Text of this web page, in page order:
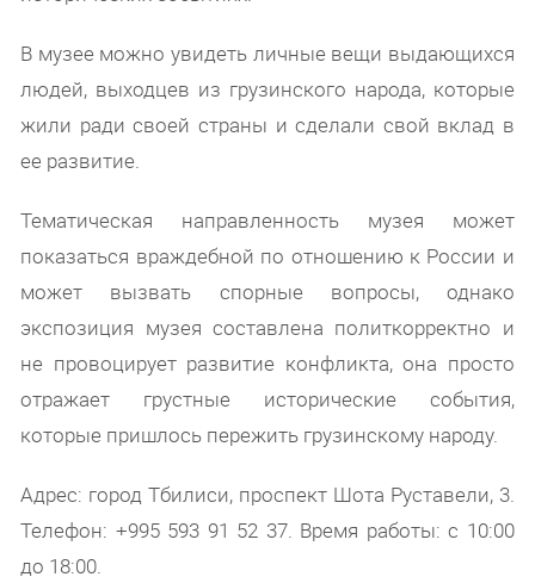
В музее можно увидеть личные вещи выдающихся
людей, выходцев из грузинского народа, которые
жили ради своей страны и сделали свой вклад в
ее развитие.
Тематическая направленность музея может
показаться враждебной по отношению к России и
может вызвать спорные вопросы, однако
экспозиция музея составлена политкорректно и
не провоцирует развитие конфликта, она просто
отражает грустные исторические события,
которые пришлось пережить грузинскому народу.
Адрес: город Тбилиси, проспект Шота Руставели, 3.
Телефон: +995 593 91 52 37. Время работы: с 10:00
до 18:00.